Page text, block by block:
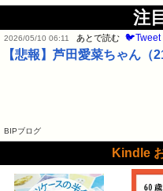
注
2026/05/10 06:11 あとで読む 🐦Tweet
【悲報】芦田愛菜ちゃん（
BIPブログ
Kindle